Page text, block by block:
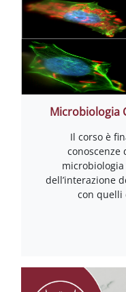
Microbiologia
Il corso è
conoscenze
dell’interazione
con quelli